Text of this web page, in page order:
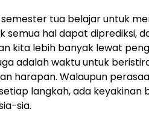
semester tua belajar untuk
semua hal dapat diprediksi,
kita lebih banyak lewat
adalah waktu untuk
harapan. Walaupun
langkah, ada keyakinan
sia.